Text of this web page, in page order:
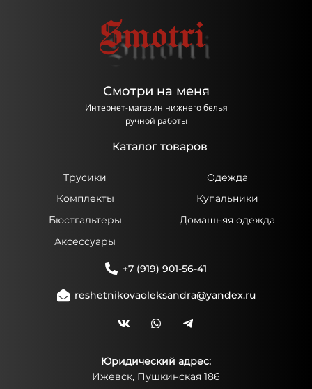
Смотри на меня
Интернет-магазин нижнего белья
ручной работы
Каталог товаров
Трусики
Одежда
Комплекты
Купальники
Бюстгальтеры
Домашняя одежда
Аксессуары
+7 (919) 901-56-41
reshetnikovaoleksandra@yandex.ru
Юридический адрес:
Ижевск, Пушкинская 186